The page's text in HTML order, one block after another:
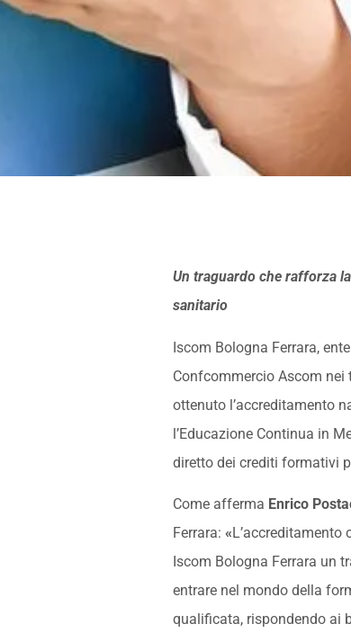
Un traguardo che rafforza
sanitario
Iscom Bologna Ferrara,
Confcommercio Ascom nei
ottenuto l’accreditamento
l’Educazione Continua in
diretto dei crediti formativi
Come afferma Enrico
Ferrara: «L’accreditamento
Iscom Bologna Ferrara un
entrare nel mondo della
qualificata, rispondendo ai